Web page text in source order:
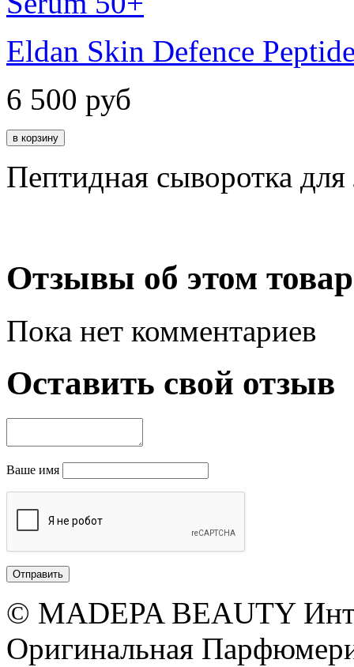
Eldan Skin Defence
6 500 руб
Пептидная сыворотка
Отзывы об этом
Пока нет комментариев
Оставить свой отзыв
Ваше имя
© MADEPA BEAUTY
Оригинальная